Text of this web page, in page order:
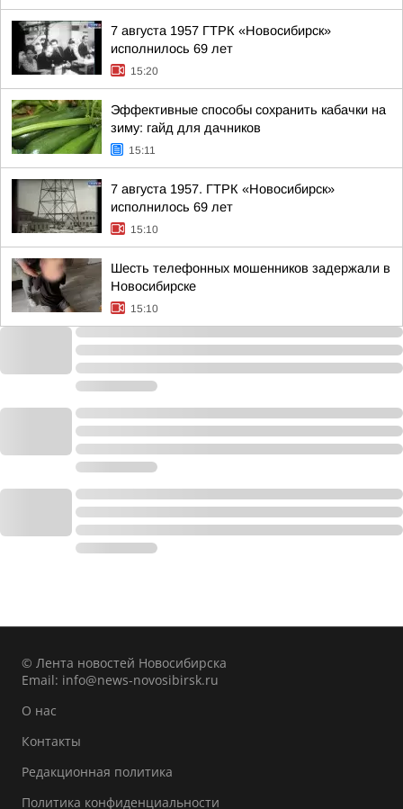
7 августа 1957 ГТРК «Новосибирск»
исполнилось 69 лет
15:20
Эффективные способы сохранить кабачки на
зиму: гайд для дачников
15:11
7 августа 1957. ГТРК «Новосибирск»
исполнилось 69 лет
15:10
Шесть телефонных мошенников задержали в
Новосибирске
15:10
© Лента новостей Новосибирска
Email: info@news-novosibirsk.ru
О нас
Контакты
Редакционная политика
Политика конфиденциальности